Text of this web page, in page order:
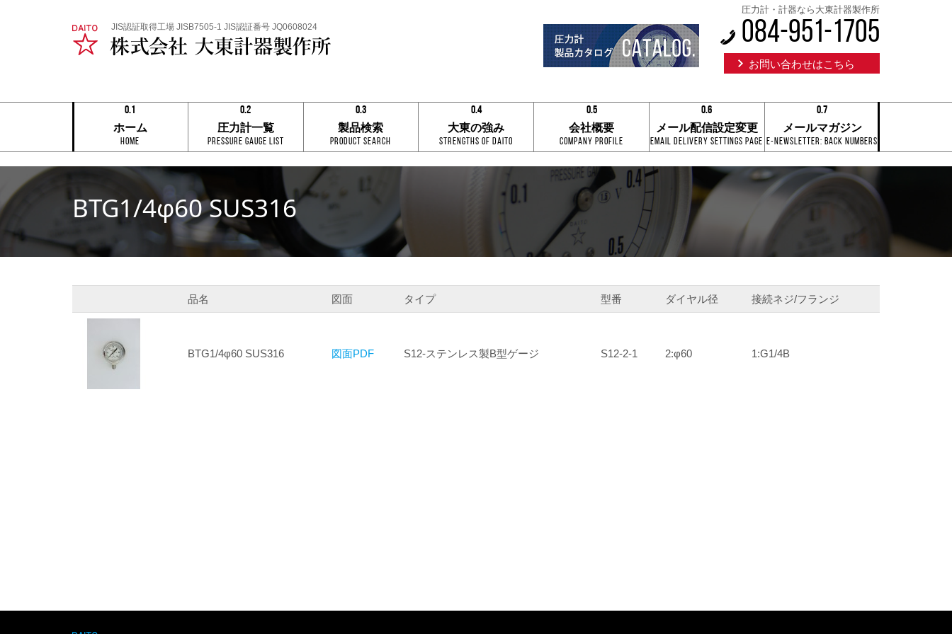
圧力計・計器なら大東計器製作所
JIS認証取得工場 JISB7505-1 JIS認証番号 JQ0608024 084-951-1705
お問い合わせはこちら
0.1
0.3
0.4
0.5
0.8
0.9
ホーム
HOME
0.2
0.1
0.2
0.3
0.4
0.5
0.8
0.9
0.2
圧力計一覧
Pressure Gauge List
0.3
0.1
0.2
0.3
0.4
0.5
0.6
製品検索
Product Search
0.4
0.1
0.2
0.3
0.4
0.5
大東の強み
Strengths of Daito
0.5
0.1
0.2
0.3
0.4
0.5
0.6
0.7
0.8
0.9
会社概要
Company Profile
0.6
0.1
0.2
0.3
0.4
0.5
0.7
0.8
0.9
メール配信設定変更
Email Delivery Settings Page
0.7
0.1
0.2
0.3
0.4
0.5
0.6
メールマガジン
E-Newsletter: Back Numbers
BTG1/4φ60 SUS316
品名 図面 タイプ 型番 ダイヤル径 接続ネジ/フランジ
BTG1/4φ60 SUS316 図面PDF S12-ステンレス製B型ゲージ S12-2-1 2:φ60 1:G1/4B